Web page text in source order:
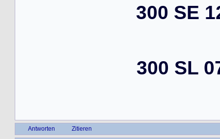
300 SE
300 SL
Antworten Zitieren